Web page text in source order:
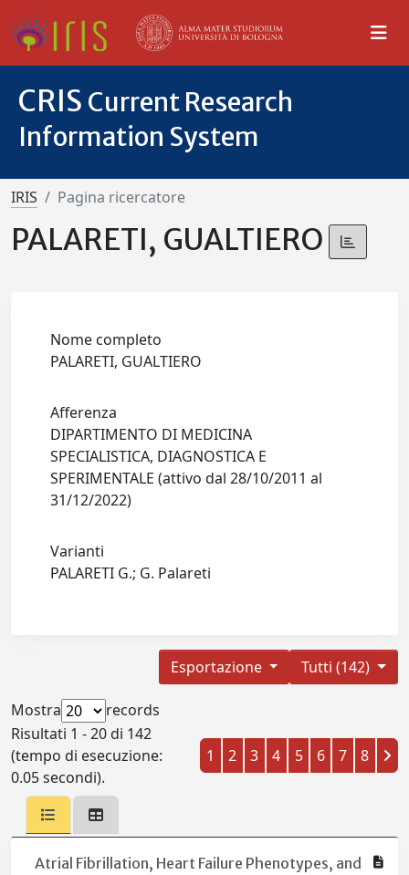
CRIS Current Research
Information System
IRIS Pagina ricercatore
PALARETI, GUALTIERO
Nome completo
PALARETI, GUALTIERO
Afferenza
DIPARTIMENTO DI MEDICINA
SPECIALISTICA, DIAGNOSTICA E
SPERIMENTALE (attivo dal 28/10/2011 al
31/12/2022)
Varianti
PALARETI G.; G. Palareti
Tutti (142)
Esportazione
Mostra
records
Risultati 1 - 20 di 142
(tempo di esecuzione:
0.05 secondi).
1 2 3 4 5 6 7 8
Atrial Fibrillation, Heart Failure Phenotypes, and